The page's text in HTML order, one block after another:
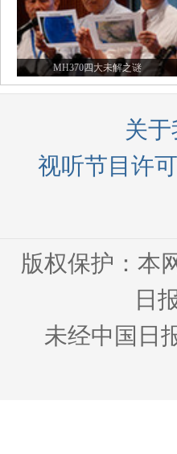
MH370四大未解之谜
关于
视听节目许
版权保护：本
日
未经中国日